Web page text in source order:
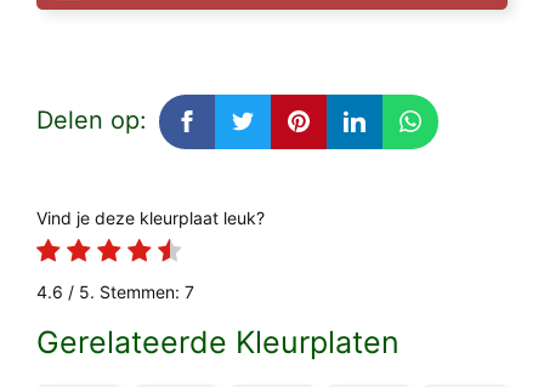
Delen op:
Vind je deze kleurplaat leuk?
4.6 / 5. Stemmen: 7
Gerelateerde Kleurplaten